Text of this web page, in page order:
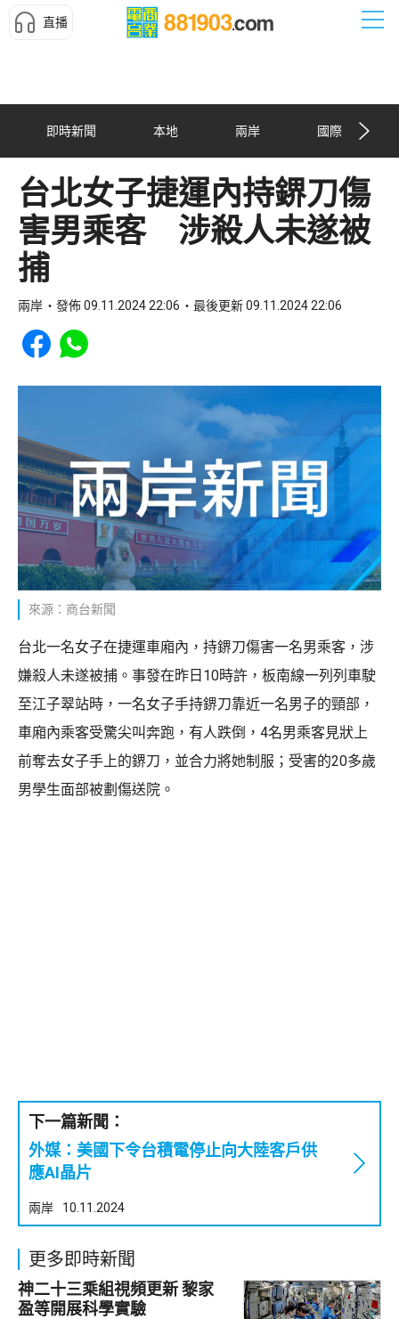
直播
即時新聞 本地 兩岸 國際
台北女子捷運內持鎅刀傷
害男乘客 涉殺人未遂被
捕
兩岸 發佈 09.11.2024 22:06 最後更新 09.11.2024 22:06
Share to Facebook
Share to WhatsApp
來源：商台新聞
台北一名女子在捷運車廂內，持鎅刀傷害一名男乘客，涉
嫌殺人未遂被捕。事發在昨日10時許，板南線一列列車駛
至江子翠站時，一名女子手持鎅刀靠近一名男子的頸部，
車廂內乘客受驚尖叫奔跑，有人跌倒，4名男乘客見狀上
前奪去女子手上的鎅刀，並合力將她制服；受害的20多歲
男學生面部被劃傷送院。
下一篇新聞：
外媒：美國下令台積電停止向大陸客戶供
應AI晶片
兩岸 10.11.2024
更多即時新聞
神二十三乘組視頻更新 黎家
盈等開展科學實驗